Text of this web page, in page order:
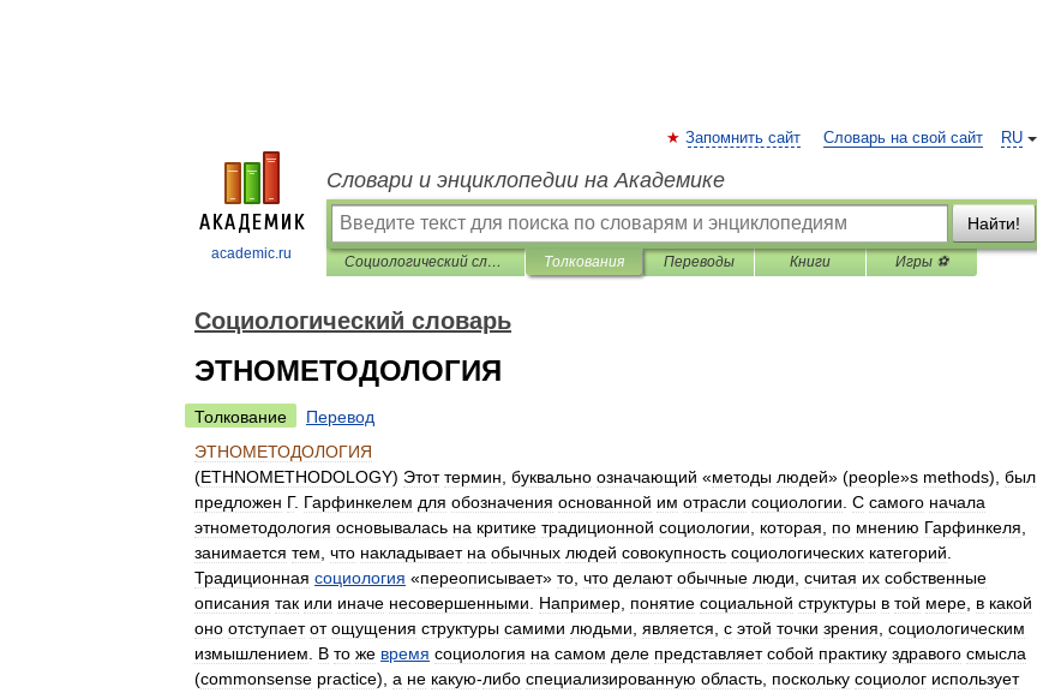
academic.ru
RU
Запомнить сайт Словарь на свой сайт
Словари и энциклопедии на Академике
Найти!
Социологический словарь Толкования Переводы Книги Игры ⚽
Социологический словарь
ЭТНОМЕТОДОЛОГИЯ
Толкование
Перевод
ЭТНОМЕТОДОЛОГИЯ
(ETHNOMETHODOLOGY) Этот термин буквально означающий «методы людей» (people»s methods), был
предложен Г. Гарфинкелем для обозначения основанной им отрасли социологии С самого начала
этнометодология основывалась на критике традиционной социологии которая по мнению Гарфинкеля
занимается тем что накладывает на обычных людей совокупность социологических категорий
Традиционная социология «переописывает» то что делают обычные люди считая их собственные
описания так или иначе несовершенными Например понятие социальной структуры в той мере в какой
оно отступает от ощущения структуры самими людьми является с этой точки зрения социологическим
измышлением
В то же время социология на самом деле представляет собой практику здравого смысла
(commonsense practice), а не какую-либо специализированную область поскольку социолог использует